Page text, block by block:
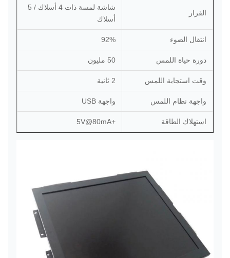
القرار
شاشة لمسة ذات 4 أسلاك / 5
أسلاك
انتقال الضوء 92%
دورة حياة اللمس 50 مليون
وقت استجابة اللمس 2 ثانية
واجهة نظام اللمس واجهة USB
استهلاك الطاقة +5V@80mA